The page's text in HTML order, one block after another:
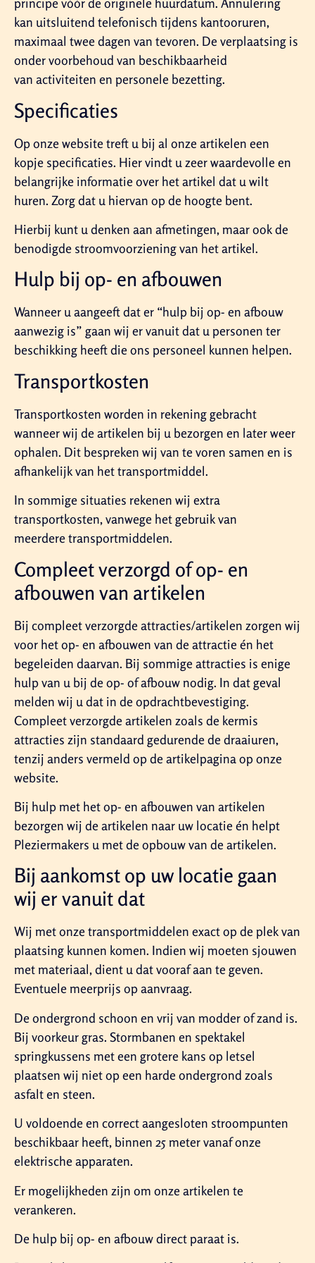
kan uitsluitend telefonisch tijdens kantooruren,
maximaal twee dagen van tevoren. De verplaatsing is
onder voorbehoud van beschikbaarheid
van activiteiten en personele bezetting.
Specificaties
Op onze website treft u bij al onze artikelen een
kopje specificaties. Hier vindt u zeer waardevolle en
belangrijke informatie over het artikel dat u wilt
huren. Zorg dat u hiervan op de hoogte bent.
Hierbij kunt u denken aan afmetingen, maar ook de
benodigde stroomvoorziening van het artikel.
Hulp bij op- en afbouwen
Wanneer u aangeeft dat er “hulp bij op- en afbouw
aanwezig is” gaan wij er vanuit dat u personen ter
beschikking heeft die ons personeel kunnen helpen.
Transportkosten
Transportkosten worden in rekening gebracht
wanneer wij de artikelen bij u bezorgen en later weer
ophalen. Dit bespreken wij van te voren samen en is
afhankelijk van het transportmiddel.
In sommige situaties rekenen wij extra
transportkosten, vanwege het gebruik van
meerdere transportmiddelen.
Compleet verzorgd of op- en
afbouwen van artikelen
Bij compleet verzorgde attracties/artikelen zorgen wij
voor het op- en afbouwen van de attractie én het
begeleiden daarvan. Bij sommige attracties is enige
hulp van u bij de op- of afbouw nodig. In dat geval
melden wij u dat in de opdrachtbevestiging.
Compleet verzorgde artikelen zoals de kermis
attracties zijn standaard gedurende de draaiuren,
tenzij anders vermeld op de artikelpagina op onze
website.
Bij hulp met het op- en afbouwen van artikelen
bezorgen wij de artikelen naar uw locatie én helpt
Pleziermakers u met de opbouw van de artikelen.
Bij aankomst op uw locatie gaan
wij er vanuit dat
Wij met onze transportmiddelen exact op de plek van
plaatsing kunnen komen. Indien wij moeten sjouwen
met materiaal, dient u dat vooraf aan te geven.
Eventuele meerprijs op aanvraag.
De ondergrond schoon en vrij van modder of zand is.
Bij voorkeur gras. Stormbanen en spektakel
springkussens met een grotere kans op letsel
plaatsen wij niet op een harde ondergrond zoals
asfalt en steen.
U voldoende en correct aangesloten stroompunten
beschikbaar heeft, binnen 25 meter vanaf onze
elektrische apparaten.
Er mogelijkheden zijn om onze artikelen te
verankeren.
De hulp bij op- en afbouw direct paraat is.